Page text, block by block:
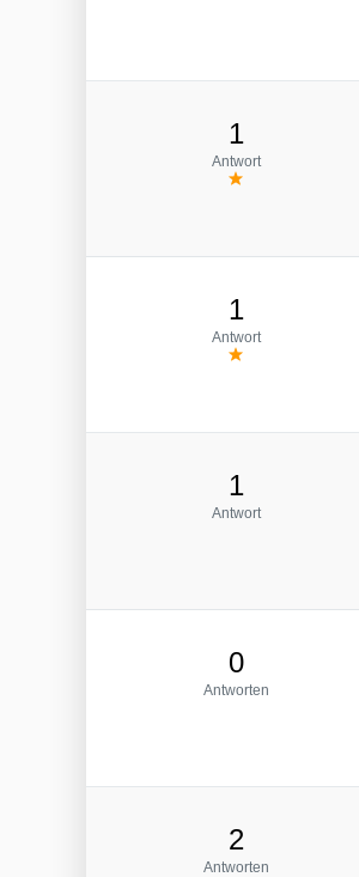
1
Antwort
1
Antwort
1
Antwort
0
Antworten
2
Antworten